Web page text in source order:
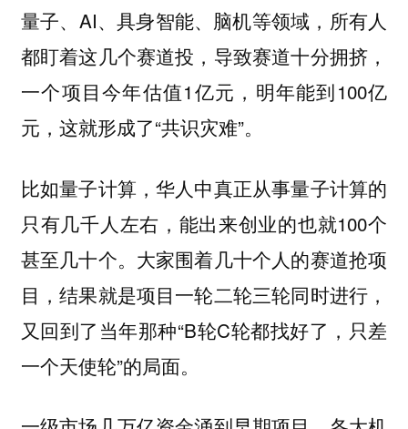
量子、AI、具身智能、脑机等领域，所有人
都盯着这几个赛道投，导致赛道十分拥挤，
一个项目今年估值1亿元，明年能到100亿
元，这就形成了“共识灾难”。
比如量子计算，华人中真正从事量子计算的
只有几千人左右，能出来创业的也就100个
甚至几十个。大家围着几十个人的赛道抢项
目，结果就是项目一轮二轮三轮同时进行，
又回到了当年那种“B轮C轮都找好了，只差
一个天使轮”的局面。